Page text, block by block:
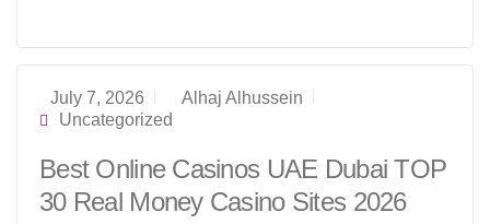
July 7, 2026
Alhaj Alhussein
Uncategorized
Best Online Casinos UAE Dubai TOP
30 Real Money Casino Sites 2026